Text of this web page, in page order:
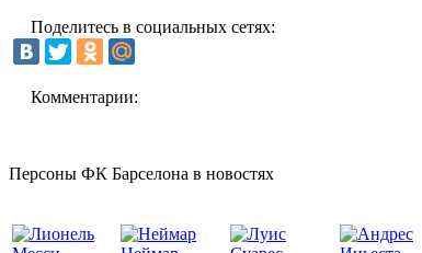
Поделитесь в социальных сетях:
Комментарии:
Персоны ФК Барселона в новостях